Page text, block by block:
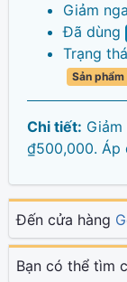
Giảm
Đã dùng
Trạng
Sản
Chi tiết:
₫500,000. Áp
Đến cửa hàng
Bạn có thể tìm